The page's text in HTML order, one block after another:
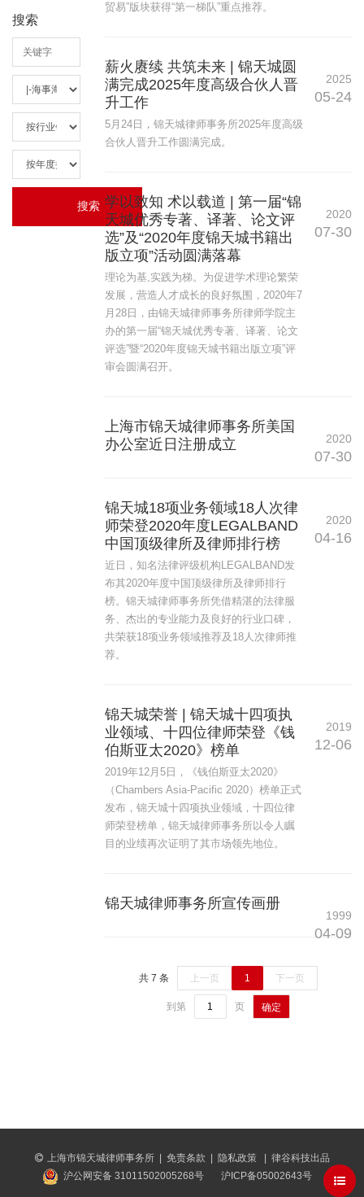
搜索
贸易”版块获得“第一梯队”重点推荐。
薪火赓续 共筑未来 | 锦天城圆
满完成2025年度高级合伙人晋
升工作
5月24日，锦天城律师事务所2025年度高级
合伙人晋升工作圆满完成。
2025
05-24
学以致知 术以载道 | 第一届“锦
天城优秀专著、译著、论文评
选”及“2020年度锦天城书籍出
版立项”活动圆满落幕
理论为基,实践为梯。为促进学术理论繁荣
发展，营造人才成长的良好氛围，2020年7
月28日，由锦天城律师事务所律师学院主
办的第一届“锦天城优秀专著、译著、论文
评选”暨“2020年度锦天城书籍出版立项”评
审会圆满召开。
2020
07-30
上海市锦天城律师事务所美国
办公室近日注册成立
2020
07-30
锦天城18项业务领域18人次律
师荣登2020年度LEGALBAND
中国顶级律所及律师排行榜
近日，知名法律评级机构LEGALBAND发
布其2020年度中国顶级律所及律师排行
榜。锦天城律师事务所凭借精湛的法律服
务、杰出的专业能力及良好的行业口碑，
共荣获18项业务领域推荐及18人次律师推
荐。
2020
04-16
锦天城荣誉 | 锦天城十四项执
业领域、十四位律师荣登《钱
伯斯亚太2020》榜单
2019年12月5日，《钱伯斯亚太2020》
（Chambers Asia-Pacific 2020）榜单正式
发布，锦天城十四项执业领域，十四位律
师荣登榜单，锦天城律师事务所以令人瞩
目的业绩再次证明了其市场领先地位。
2019
12-06
锦天城律师事务所宣传画册
1999
04-09
共 7 条 上一页 1 下一页
到第 页 确定
上海市锦天城律师事务所 免责条款 隐私政策
律谷科技出品
沪公网安备 31011502005268号
沪ICP备05002643号